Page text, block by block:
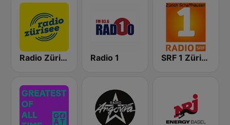
Radio Zürisee Radio 1 SRF 1 Zürich Schaffhausen